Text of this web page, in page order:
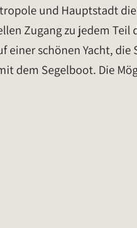
und Hauptstadt
Zugang zu jedem
einer schönen Yacht,
dem Segelboot. Die